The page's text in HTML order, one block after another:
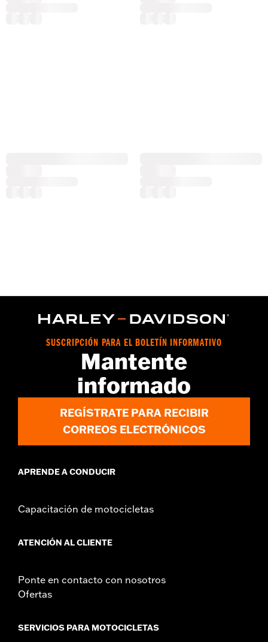
SUSCRIPCIÓN PARA EL BOLETÍN INFORMATIVO
Mantente
informado
REGÍSTRATE PARA RECIBIR
CORREOS ELECTRÓNICOS
APRENDE A CONDUCIR
Capacitación de motocicletas
ATENCIÓN AL CLIENTE
Ponte en contacto con nosotros
Ofertas
SERVICIOS PARA MOTOCICLETAS